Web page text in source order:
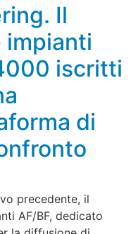
Il
impianti
iscritti
di
precedente, il
AF/BF, dedicato